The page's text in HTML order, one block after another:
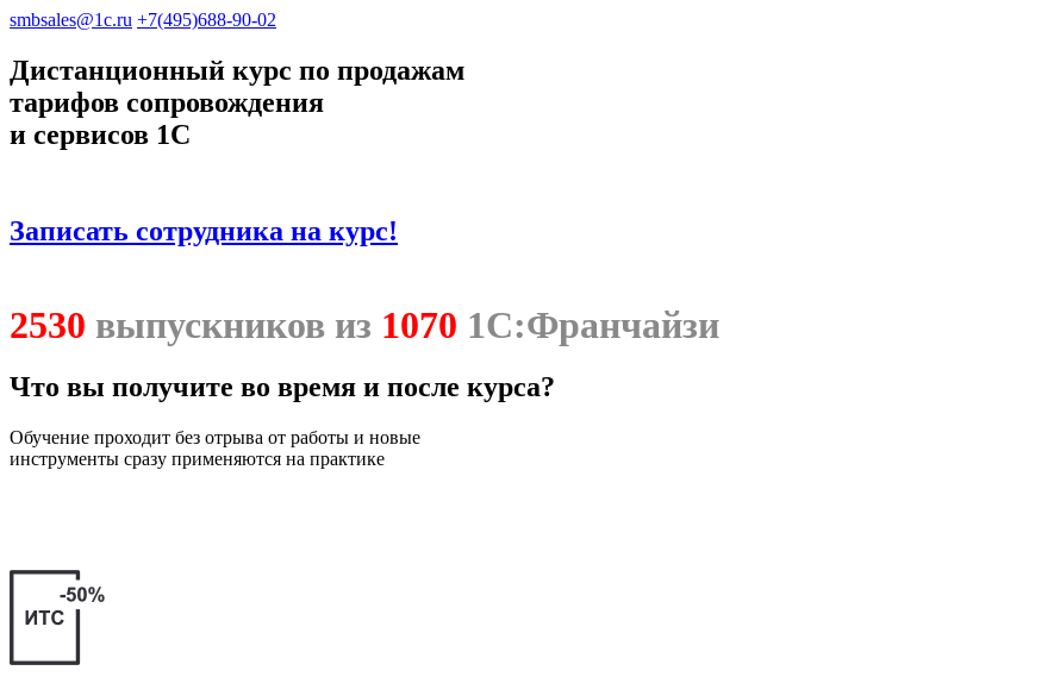
smbsales@1c.ru +7(495)688-90-02
Дистанционный курс по продажам
тарифов сопровождения
и сервисов 1С
Записать сотрудника на курс!
2530 выпускников из 1070 1С:Франчайзи
Что вы получите во время и после курса?
Обучение проходит без отрыва от работы и новые
инструменты сразу применяются на практике